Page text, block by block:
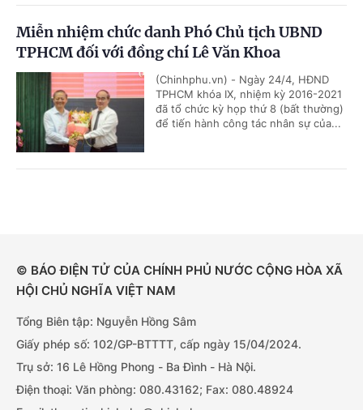
Miễn nhiệm chức danh Phó Chủ tịch UBND
TPHCM đối với đồng chí Lê Văn Khoa
(Chinhphu.vn) - Ngày 24/4, HĐND
TPHCM khóa IX, nhiệm kỳ 2016-2021
đã tổ chức kỳ họp thứ 8 (bất thường)
để tiến hành công tác nhân sự của...
© BÁO ĐIỆN TỬ CỦA CHÍNH PHỦ NƯỚC CỘNG HÒA XÃ
HỘI CHỦ NGHĨA VIỆT NAM
Tổng Biên tập: Nguyễn Hồng Sâm
Giấy phép số: 102/GP-BTTTT, cấp ngày 15/04/2024.
Trụ sở: 16 Lê Hồng Phong - Ba Đình - Hà Nội.
Điện thoại: Văn phòng: 080.43162; Fax: 080.48924